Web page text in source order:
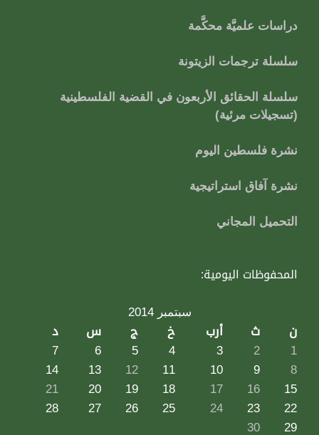
دراسات علميَّة محكَّمة
سلسلة ترجمات الزيتونة
سلسلة الحقائق الأربعون في القضية الفلسطينية
(تسجيلات مرئية)
نشرة فلسطين اليوم
نشرة آفاق استراتيجية
التحميل المجاني
المحفوظات اليومية:
سبتمبر 2014
ن ث أرب خ ج س د
1
2
3
4
5
6
7
8
9
10
11
12
13
14
15
16
17
18
19
20
21
22
23
24
25
26
27
28
29
30